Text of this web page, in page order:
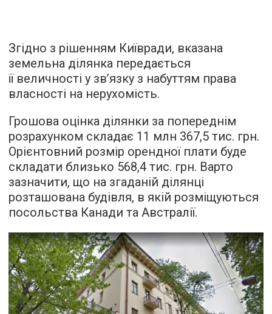
Згідно з рішенням Київради, вказана
земельна ділянка передається
її величності у зв’язку з набуттям права
власності на нерухомість.
Грошова оцінка ділянки за попереднім
розрахунком складає 11 млн 367,5 тис. грн.
Орієнтовний розмір орендної плати буде
складати близько 568,4 тис. грн. Варто
зазначити, що на згаданій ділянці
розташована будівля, в якій розміщуються
посольства Канади та Австралії.